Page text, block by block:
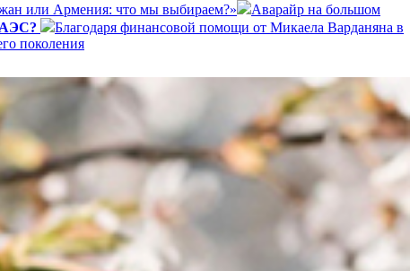
или Армения: что мы выбираем?»
Аварайр на большом
Благодаря финансовой помощи от Микаела Варданяна в
поколения